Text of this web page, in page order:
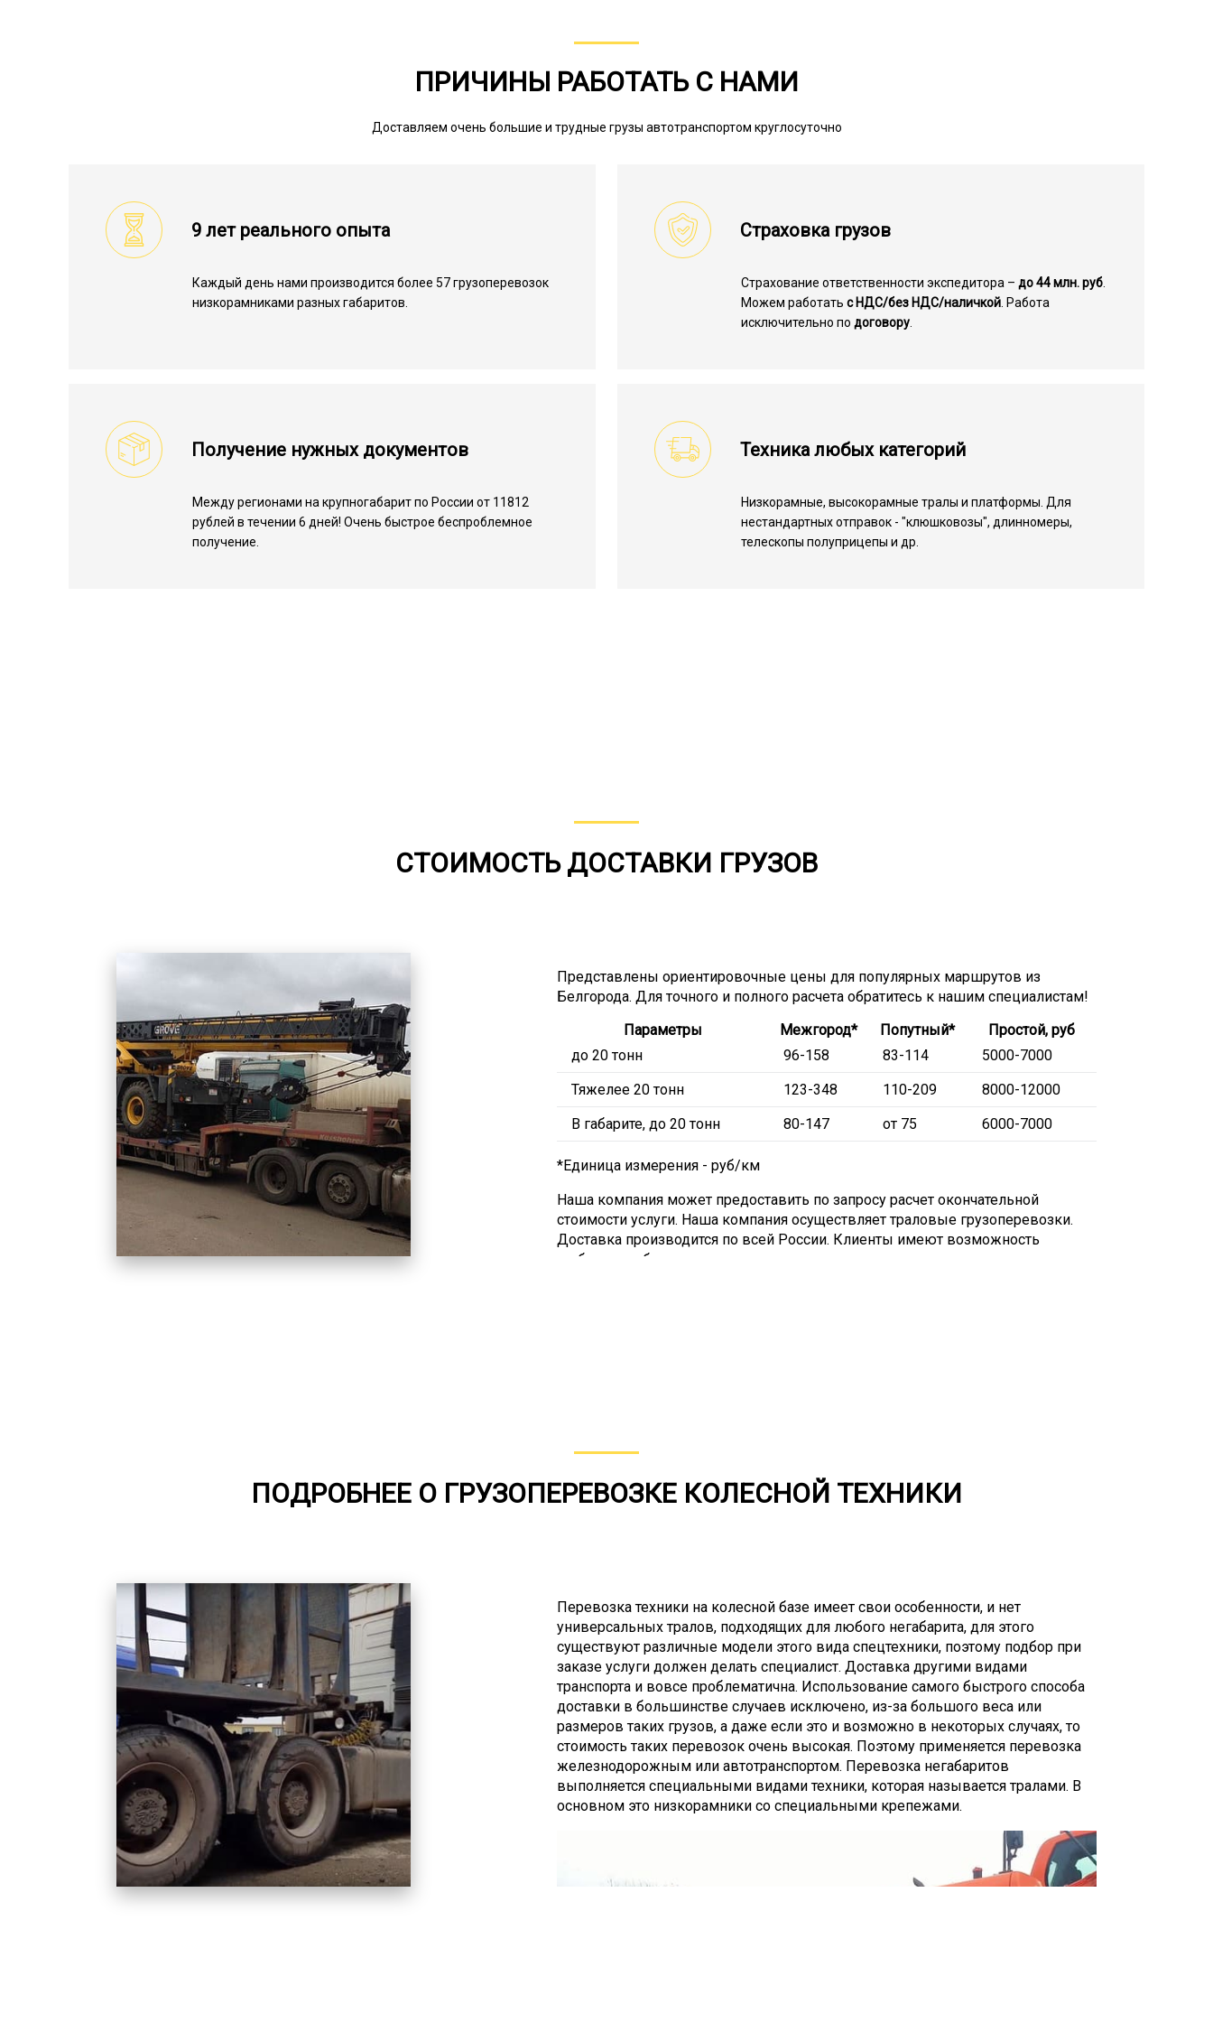
ПРИЧИНЫ РАБОТАТЬ С НАМИ
Доставляем очень большие и трудные грузы автотранспортом круглосуточно
9 лет реального опыта
Каждый день нами производится более 57 грузоперевозок
низкорамниками разных габаритов.
Страховка грузов
Страхование ответственности экспедитора –до 44 млн. руб
Можем работатьс НДС/без НДС/наличкой . Работа
исключительно подоговору
Получение нужных документов
Между регионами на крупногабарит по России от 11812
рублей в течении 6 дней! Очень быстрое беспроблемное
получение.
Техника любых категорий
Низкорамные, высокорамные тралы и платформы. Для
нестандартных отправок - "клюшковозы", длинномеры,
телескопы полуприцепы и др.
СТОИМОСТЬ ДОСТАВКИ ГРУЗОВ
Представлены ориентировочные цены для популярных маршрутов из
Белгорода. Для точного и полного расчета обратитесь к нашим специалистам!
Параметры
Межгород* Попутный*
Простой, руб
до 20 тонн
96-158 83-114
5000-7000
Тяжелее 20 тонн
123-348 110-209
8000-12000
В габарите, до 20 тонн
80-147 от 75 6000-7000
*Единица измерения - руб/км
Наша компания может предоставить по запросу расчет окончательной
стоимости услуги. Наша компания осуществляет траловые грузоперевозки.
Доставка производится по всей России. Клиенты имеют возможность
выбрать наиболее подходящую модель трала из имеющихся в нашем
ПОДРОБНЕЕ О ГРУЗОПЕРЕВОЗКЕ КОЛЕСНОЙ ТЕХНИКИ
Перевозка техники на колесной базе имеет свои особенности, и нет
универсальных тралов, подходящих для любого негабарита, для этого
существуют различные модели этого вида спецтехники, поэтому подбор при
заказе услуги должен делать специалист. Доставка другими видами
транспорта и вовсе проблематична. Использование самого быстрого способа
доставки в большинстве случаев исключено, из-за большого веса или
размеров таких грузов, а даже если это и возможно в некоторых случаях, то
стоимость таких перевозок очень высокая. Поэтому применяется перевозка
железнодорожным или автотранспортом. Перевозка негабаритов
выполняется специальными видами техники, которая называется тралами. В
основном это низкорамники со специальными крепежами.